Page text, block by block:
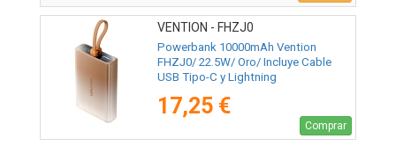
VENTION - FHZJ0
Powerbank 10000mAh Vention
FHZJ0/ 22.5W/ Oro/ Incluye Cable
USB Tipo-C y Lightning
17,25 €
Comprar